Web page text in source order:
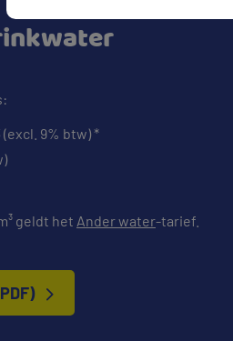
(excl. 9% btw) *
geldt het Ander water-tarief.